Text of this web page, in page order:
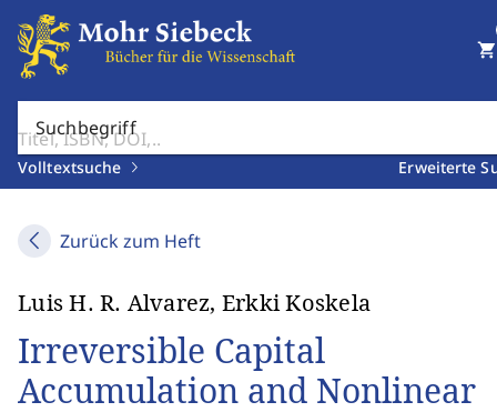
Suchbegriff
Volltextsuche Erweiterte
shopping_cart
Zurück zum Heft
Luis H. R. Alvarez, Erkki Koskela
Irreversible Capital
Accumulation and Nonlinear